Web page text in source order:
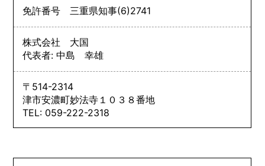
免許番号 三重県知事(6)2741
株式会社 大国
代表者: 中島 幸雄
〒514-2314
津市安濃町妙法寺１０３８番地
TEL: 059-222-2318